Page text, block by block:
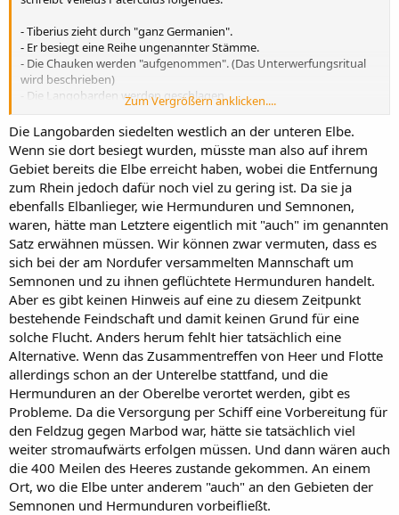
- Tiberius zieht durch "ganz Germanien".
- Er besiegt eine Reihe ungenannter Stämme.
- Die Chauken werden "aufgenommen". (Das Unterwerfungsritual
wird beschrieben)
- Die Langobarden werden geschlagen.
- Schließlich erreicht das Heer die Elbe. Bis jetzt hat das Heer - vom
Rhein aus gerechnet - 400 Meilen zurückgelegt.
- Das Heer trifft mit der Flotte zusammen, die - mit Vorräten
beladen - die Elbe aufwärts gefahren ist.
- Am gegenüberliegenden Ufer lauern die Barbaren (das müssten
die Semnonen und/oder Hermunduren sein). Es kommt aber zu
keinen Kampfhandlungen.
Zum Vergrößern anklicken....
Die Langobarden siedelten westlich an der unteren Elbe.
Wenn sie dort besiegt wurden, müsste man also auf ihrem
Gebiet bereits die Elbe erreicht haben, wobei die Entfernung
zum Rhein jedoch dafür noch viel zu gering ist. Da sie ja
ebenfalls Elbanlieger, wie Hermunduren und Semnonen,
waren, hätte man Letztere eigentlich mit "auch" im genannten
Satz erwähnen müssen. Wir können zwar vermuten, dass es
sich bei der am Nordufer versammelten Mannschaft um
Semnonen und zu ihnen geflüchtete Hermunduren handelt.
Aber es gibt keinen Hinweis auf eine zu diesem Zeitpunkt
bestehende Feindschaft und damit keinen Grund für eine
solche Flucht. Anders herum fehlt hier tatsächlich eine
Alternative. Wenn das Zusammentreffen von Heer und Flotte
allerdings schon an der Unterelbe stattfand, und die
Hermunduren an der Oberelbe verortet werden, gibt es
Probleme. Da die Versorgung per Schiff eine Vorbereitung für
den Feldzug gegen Marbod war, hätte sie tatsächlich viel
weiter stromaufwärts erfolgen müssen. Und dann wären auch
die 400 Meilen des Heeres zustande gekommen. An einem
Ort, wo die Elbe unter anderem "auch" an den Gebieten der
Semnonen und Hermunduren vorbeifließt.